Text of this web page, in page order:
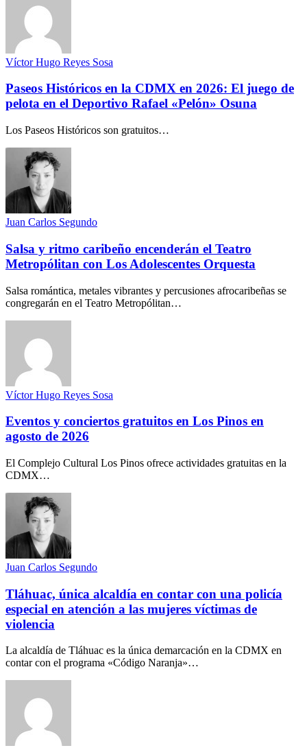
Víctor Hugo Reyes Sosa
Paseos Históricos en la CDMX en 2026: El juego de
pelota en el Deportivo Rafael «Pelón» Osuna
Los Paseos Históricos son gratuitos…
Juan Carlos Segundo
Salsa y ritmo caribeño encenderán el Teatro
Metropólitan con Los Adolescentes Orquesta
Salsa romántica, metales vibrantes y percusiones afrocaribeñas se
congregarán en el Teatro Metropólitan…
Víctor Hugo Reyes Sosa
Eventos y conciertos gratuitos en Los Pinos en
agosto de 2026
El Complejo Cultural Los Pinos ofrece actividades gratuitas en la
CDMX…
Juan Carlos Segundo
Tláhuac, única alcaldía en contar con una policía
especial en atención a las mujeres víctimas de
violencia
La alcaldía de Tláhuac es la única demarcación en la CDMX en
contar con el programa «Código Naranja»…